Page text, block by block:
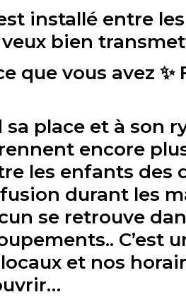
installé entre
bien
que vous avez
sa place et à son
encore
les enfants des
durant les
se retrouve
C’est
et nos